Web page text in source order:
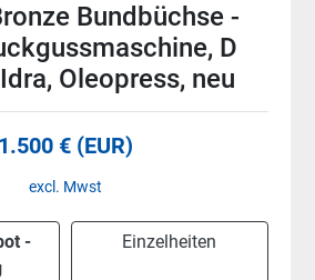
Dehnmutter für
OL1500,
Oleopress, neu -50%
auf Anfrage
-
Einzelheiten